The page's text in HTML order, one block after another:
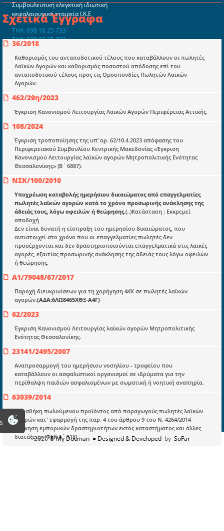
Σχετικά Έγγραφα
36/2018
Καθορισμός του ανταποδοτικού τέλους που καταβάλλουν οι πωλητές
Λαϊκών Αγορών και καθορισμός ποσοστού απόδοσης επί του
ανταποδοτικού τέλους προς τις Ομοσπονδίες Πωλητών Λαϊκών
Αγορών.
462/29η/2023
Έγκριση Κανονισμού Λειτουργίας Λαϊκών Αγορών Περιφέρειας Αττικής.
108/2024
Έγκριση τροποποίησης της υπ’ αρ. 62/10.4.2023 απόφασης του
Περιφερειακού Συμβουλίου Κεντρικής Μακεδονίας «Έγκριση
Κανονισμού Λειτουργίας λαϊκών αγορών Μητροπολιτικής Ενότητας
Θεσσαλονίκης» (Β΄ 6887).
ΝΣΚ/100/2010
Υποχρέωση καταβολής ημερήσιου δικαιώματος από επαγγελματίες
πωλητές λαϊκών αγορών κατά το χρόνο προσωρινής ανάκλησης της
άδειάς τους, λόγω οφειλών ή θεώρησης.(..)Κατάσταση : Εκκρεμεί
αποδοχή
Δεν είναι δυνατή η είσπραξη του ημερησίου δικαιώματος, που
αντιστοιχεί στο χρόνο που οι επαγγελματίες πωλητές δεν
προσέρχονται και δεν δραστηριοποιούνται επαγγελματικά στις λαϊκές
αγορές, εξαιτίας προσωρινής ανάκλησης της άδειάς τους λόγω οφειλών
ή θεώρησης.
Α1/79048/67/2017
Παροχή διευκρινίσεων για τη χορήγηση ΦΙΧ σε πωλητές λαϊκών
αγορών.(ΑΔΑ:6ΛΩ8465ΧΘΞ-Α4Γ)
62/2023
Έγκριση Κανονισμού Λειτουργίας λαϊκών αγορών Μητροπολιτικής
Ενότητας Θεσσαλονίκης.
23141/2495/2007
Αναπροσαρμογή του ημερήσιου νοσηλίου - τροφείου που
καταβάλλουν οι ασφαλιστικοί οργανισμοί σε ιδρύματα για την
περίθαλψη παιδιών ασφαλισμένων με σωματική ή νοητική αναπηρία.
63039/2014
Προσθήκη πωλούμενου προϊόντος από παραγωγούς πωλητές λαϊκών
αγορών κατ' εφαρμογή της παρ. 4 του άρθρου 9 του Ν. 4264/2014
«Άσκηση εμπορικών δραστηριοτήτων εκτός καταστήματος και άλλες
διατάξεις» (ΦΕΚ Α΄ 118).
Συμβουλευτική ελεγκτική ιδιωτική
κεφαλαιουχική εταιρεία Ι.Κ.Ε
ΤΗΛ: 698 18 25 733
ΤΗΛ: 698 18 25 732
mydocmangr@gmail.com
Docman.gr
Ποιοί είμαστε;
Μια πολυετής εθελοντική προσπάθεια που
μετατράπηκε σε επιχειρηματική οντότητα και φιλοδοξεί να συμβάλλει
E-book
Οδηγοί εκκαθάρισης
Νόμοι και προεδρικά διατάγματα
Υπουργικές αποφάσεις
Πληροφορίες
Είσοδος
Εγγραφή
Οδηγίες Εγγραφής
Βοηθός Αναζήτησης
Οροι χρησης ιστοτοπου
2026© My Docman ● Designed & Developed by SoFar